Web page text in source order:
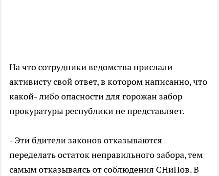
На что сотрудники ведомства прислали
активисту свой ответ, в котором написанно, что
какой- либо опасности для горожан забор
прокуратуры республики не представляет.
- Эти бдители законов отказываются
переделать остаток неправильного забора, тем
самым отказываясь от соблюдения СНиПов. В